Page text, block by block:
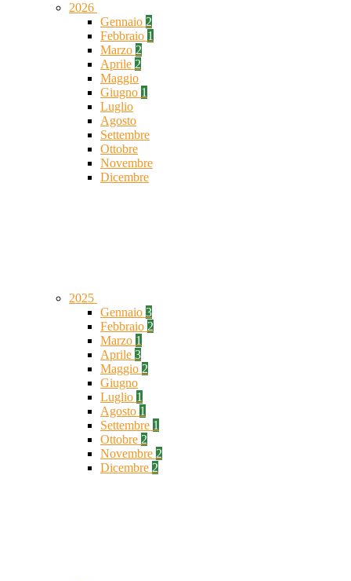
2026
Gennaio 2
Febbraio 1
Marzo 2
Aprile 2
Maggio
Giugno 1
Luglio
Agosto
Settembre
Ottobre
Novembre
Dicembre
2025
Gennaio 3
Febbraio 2
Marzo 1
Aprile 3
Maggio 2
Giugno
Luglio 1
Agosto 1
Settembre 1
Ottobre 2
Novembre 2
Dicembre 2